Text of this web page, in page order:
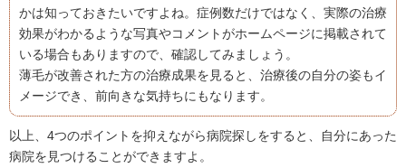
かは知っておきたいですよね。症例数だけではなく、実際の治療
効果がわかるような写真やコメントがホームページに掲載されて
いる場合もありますので、確認してみましょう。
薄毛が改善された方の治療成果を見ると、治療後の自分の姿もイ
メージでき、前向きな気持ちにもなります。
以上、4つのポイントを抑えながら病院探しをすると、自分にあった
病院を見つけることができますよ。